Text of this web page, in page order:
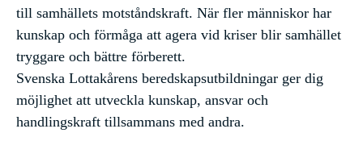
till samhällets motståndskraft. När fler människor har
kunskap och förmåga att agera vid kriser blir samhället
tryggare och bättre förberett.
Svenska Lottakårens beredskapsutbildningar ger dig
möjlighet att utveckla kunskap, ansvar och
handlingskraft tillsammans med andra.